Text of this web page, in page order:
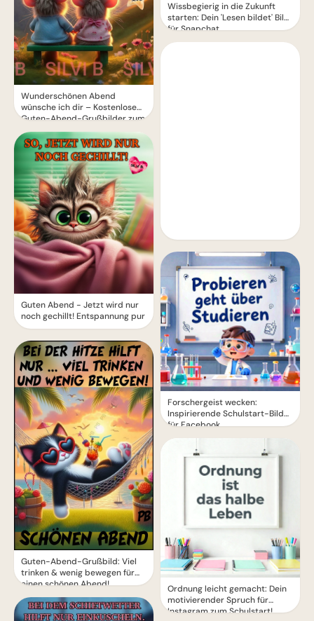
Wunderschönen Abend
wünsche ich dir – Kostenlose
Guten-Abend-Grußbilder zum
Teilen
Guten Abend - Jetzt wird nur
noch gechillt! Entspannung pur
Guten-Abend-Grußbild: Viel
trinken & wenig bewegen für
einen schönen Abend!
Wissbegierig in die Zukunft
starten: Dein 'Lesen bildet' Bild
für Snapchat
Forschergeist wecken:
Inspirierende Schulstart-Bilder
für Facebook
Ordnung leicht gemacht: Dein
motivierender Spruch für
Instagram zum Schulstart!